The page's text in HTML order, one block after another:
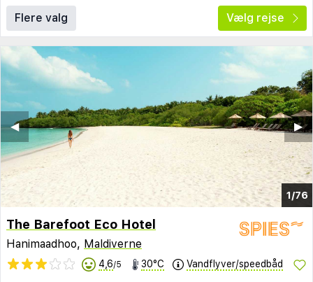
Flere valg Vælg rejse
1/76
▶︎
◀︎
The Barefoot Eco Hotel
Hanimaadhoo, Maldiverne
4,6/5 30°C Vandflyver/speedbåd